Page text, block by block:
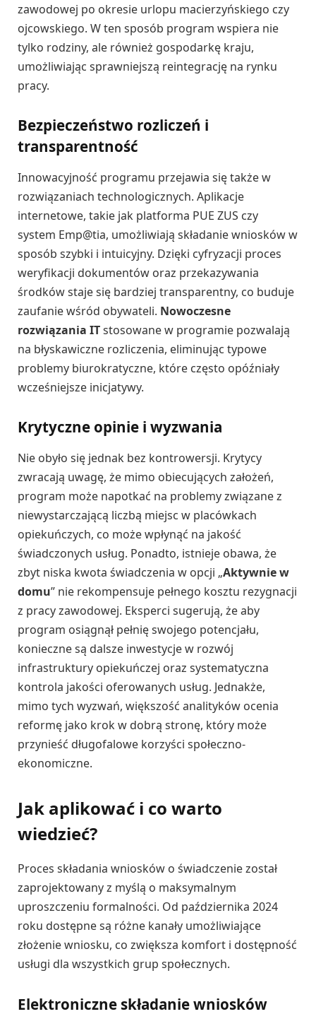
zawodowej po okresie urlopu macierzyńskiego czy
ojcowskiego. W ten sposób program wspiera nie
tylko rodziny, ale również gospodarkę kraju,
umożliwiając sprawniejszą reintegrację na rynku
pracy.
Bezpieczeństwo rozliczeń i
transparentność
Innowacyjność programu przejawia się także w
rozwiązaniach technologicznych. Aplikacje
internetowe, takie jak platforma PUE ZUS czy
system Emp@tia, umożliwiają składanie wniosków w
sposób szybki i intuicyjny. Dzięki cyfryzacji proces
weryfikacji dokumentów oraz przekazywania
środków staje się bardziej transparentny, co buduje
zaufanie wśród obywateli. Nowoczesne
rozwiązania ITstosowane w programie pozwalają
na błyskawiczne rozliczenia, eliminując typowe
problemy biurokratyczne, które często opóźniały
wcześniejsze inicjatywy.
Krytyczne opinie i wyzwania
Nie obyło się jednak bez kontrowersji. Krytycy
zwracają uwagę, że mimo obiecujących założeń,
program może napotkać na problemy związane z
niewystarczającą liczbą miejsc w placówkach
opiekuńczych, co może wpłynąć na jakość
świadczonych usług. Ponadto, istnieje obawa, że
zbyt niska kwota świadczenia w opcji „Aktywnie w
domu” nie rekompensuje pełnego kosztu rezygnacji
z pracy zawodowej. Eksperci sugerują, że aby
program osiągnął pełnię swojego potencjału,
konieczne są dalsze inwestycje w rozwój
infrastruktury opiekuńczej oraz systematyczna
kontrola jakości oferowanych usług. Jednakże,
mimo tych wyzwań, większość analityków ocenia
reformę jako krok w dobrą stronę, który może
przynieść długofalowe korzyści społeczno-
ekonomiczne.
Jak aplikować i co warto
wiedzieć?
Proces składania wniosków o świadczenie został
zaprojektowany z myślą o maksymalnym
uproszczeniu formalności. Od października 2024
roku dostępne są różne kanały umożliwiające
złożenie wniosku, co zwiększa komfort i dostępność
usługi dla wszystkich grup społecznych.
Elektroniczne składanie wniosków